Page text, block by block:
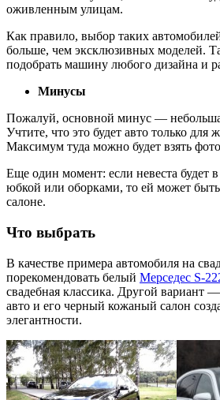
оживленным улицам.
Как правило, выбор таких
больше, чем эксклюзивных моделей.
подобрать машину любого дизайна и
Минусы
Пожалуй, основной минус —
Учтите, что это будет авто только для
Максимум туда можно будет взять
Еще один момент: если невеста будет
юбкой или оборками, то ей может
салоне.
Что выбрать
В качестве примера автомобиля на
порекомендовать белый Мерседес S-
свадебная классика. Другой вариант —
авто и его черный кожаный салон
элегантности.